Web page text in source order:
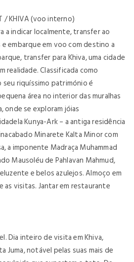
KHIVA (voo interno)
a indicar localmente, transfer ao
embarque em voo com destino a
transfer para Khiva, uma cidade
realidade. Classificada como
seu riquíssimo património é
área no interior das muralhas
onde se exploram jóias
Kunya-Ark – a antiga residência
Minarete Kalta Minor com
a imponente Madraça Muhammad
Mausoléu de Pahlavan Mahmud,
e belos azulejos. Almoço em
visitas. Jantar em restaurante
Dia inteiro de visita em Khiva,
Juma, notável pelas suas mais de